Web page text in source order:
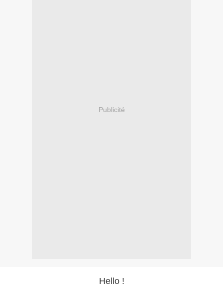
Publicité
Hello !